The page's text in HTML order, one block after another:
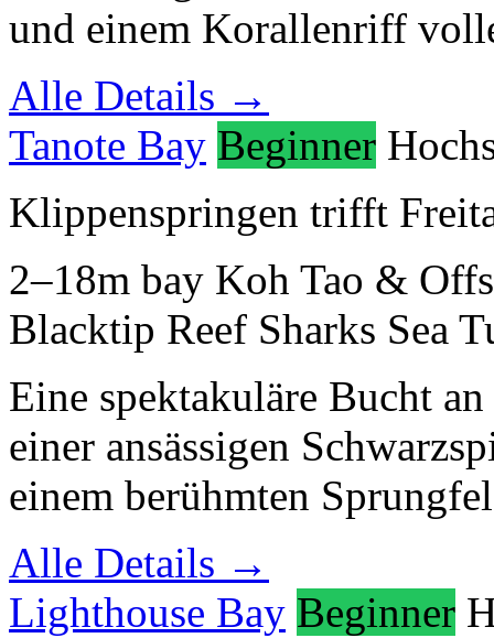
und einem Korallenriff
Alle Details →
Tanote Bay Beginner
Klippenspringen trifft
2–18m bay Koh Tao &
Blacktip Reef Sharks Sea
Eine spektakuläre Bucht
einer ansässigen
einem berühmten
Alle Details →
Lighthouse Bay Beginner